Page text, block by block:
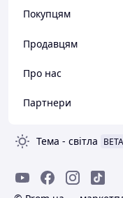
Покупцям
Продавцям
Про нас
Партнери
Тема - світла BETA